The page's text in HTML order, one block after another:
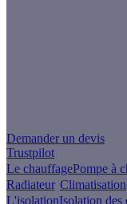
Demander un devis
Trustpilot
Le chauffagePompe à
Radiateur Climatisation
L'isolationIsolation des